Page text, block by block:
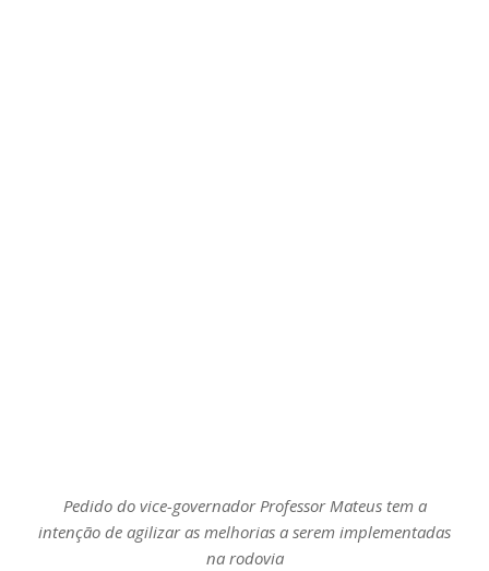
Pedido do vice-governador Professor Mateus tem a
intenção de agilizar as melhorias a serem implementadas
na rodovia